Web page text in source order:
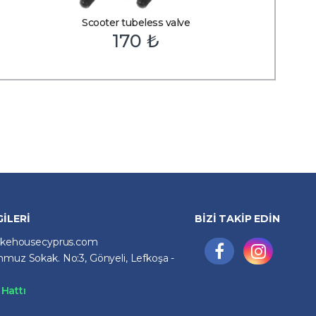
Scooter tubeless valve
170 ₺
Sokak. No:3, Gönyeli, Lefkoşa -
BİZİ TAKİP EDİN